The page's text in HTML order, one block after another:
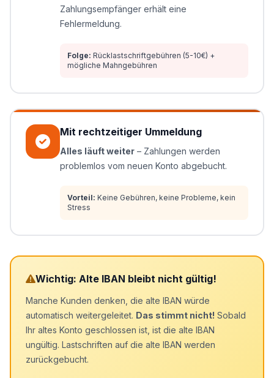
Zahlungsempfänger erhält eine
Fehlermeldung.
Folge: Rücklastschriftgebühren (5-10€) +
mögliche Mahngebühren
Mit rechtzeitiger Ummeldung
Alles läuft weiter – Zahlungen werden
problemlos vom neuen Konto abgebucht.
Vorteil: Keine Gebühren, keine Probleme, kein
Stress
Wichtig: Alte IBAN bleibt nicht gültig!
Manche Kunden denken, die alte IBAN würde
automatisch weitergeleitet. Das stimmt nicht! Sobald
Ihr altes Konto geschlossen ist, ist die alte IBAN
ungültig. Lastschriften auf die alte IBAN werden
zurückgebucht.